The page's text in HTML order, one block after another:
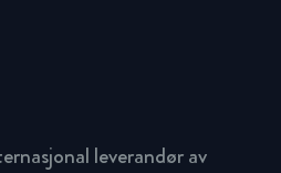
leverandør av